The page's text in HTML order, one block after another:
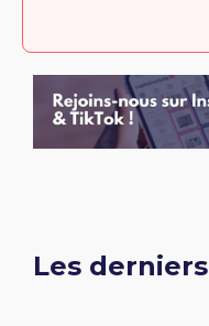
Les derniers